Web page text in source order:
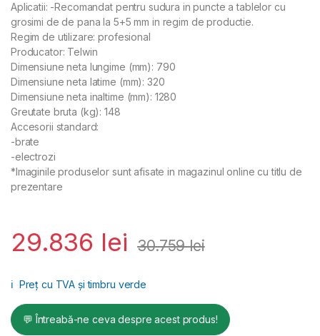
Aplicatii: -Recomandat pentru sudura in puncte a tablelor cu
grosimi de de pana la 5+5 mm in regim de productie.
Regim de utilizare: profesional
Producator: Telwin
Dimensiune neta lungime (mm): 790
Dimensiune neta latime (mm): 320
Dimensiune neta inaltime (mm): 1280
Greutate bruta (kg): 148
Accesorii standard:
-brate
-electrozi
*Imaginile produselor sunt afisate in magazinul online cu titlu de
prezentare
29.836 lei 30.759lei
ℹ️ Preț cu TVA și timbru verde
💬 Întreabă-ne ceva despre acest produs!